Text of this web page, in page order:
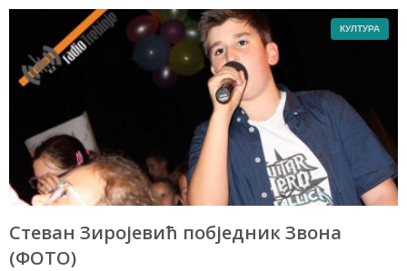
КУЛТУРА
Стеван Зиројевић побједник Звона
(ФОТО)